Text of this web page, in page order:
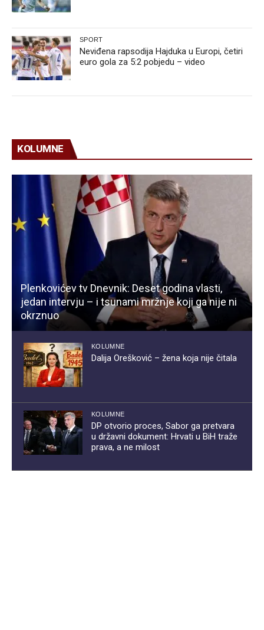
SPORT
Neviđena rapsodija Hajduka u Europi, četiri
euro gola za 5:2 pobjedu – video
KOLUMNE
Plenkovićev tv Dnevnik: Deset godina vlasti,
jedan intervju – i tsunami mržnje koji ga nije ni
okrznuo
KOLUMNE
Dalija Orešković – žena koja nije čitala
KOLUMNE
DP otvorio proces, Sabor ga pretvara
u državni dokument: Hrvati u BiH traže
prava, a ne milost